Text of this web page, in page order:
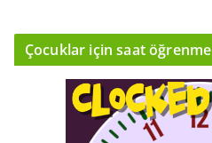
Çocuklar için saat öğrenme